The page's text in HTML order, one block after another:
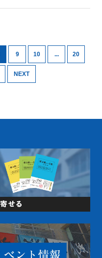
9 10 ... 20
NEXT